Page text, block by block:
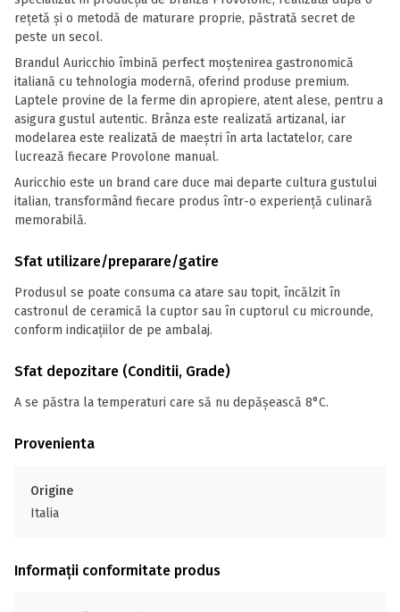
rețetă și o metodă de maturare proprie, păstrată secret de
peste un secol.
Brandul Auricchio îmbină perfect moștenirea gastronomică
italiană cu tehnologia modernă, oferind produse premium.
Laptele provine de la ferme din apropiere, atent alese, pentru a
asigura gustul autentic. Brânza este realizată artizanal, iar
modelarea este realizată de maeștri în arta lactatelor, care
lucrează fiecare Provolone manual.
Auricchio este un brand care duce mai departe cultura gustului
italian, transformând fiecare produs într-o experiență culinară
memorabilă.
Sfat utilizare/preparare/gatire
Produsul se poate consuma ca atare sau topit, încălzit în
castronul de ceramică la cuptor sau în cuptorul cu microunde,
conform indicațiilor de pe ambalaj.
Sfat depozitare (Conditii, Grade)
A se păstra la temperaturi care să nu depășească 8°C.
Provenienta
Origine
Italia
Informații conformitate produs